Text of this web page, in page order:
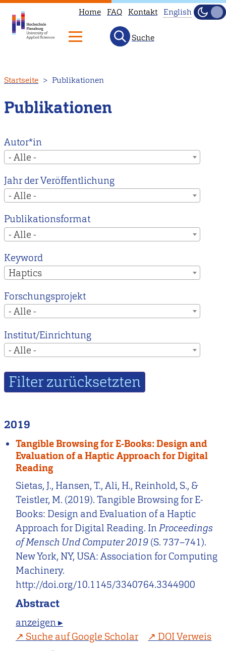
zum
Inhalt
Home FAQ Kontakt
to
our
main
instead.
English
Hell
Suche
Startseite Publikationen
Publikationen
Autor*in
- Alle -
Jahr der Veröffentlichung
- Alle -
Publikationsformat
- Alle -
Keyword
Haptics
Forschungsprojekt
- Alle -
Institut/Einrichtung
- Alle -
2019
Tangible Browsing for E-Books: Design and
Evaluation of a Haptic Approach for Digital
Reading
Sietas, J., Hansen, T., Ali, H., Reinhold, S., &
Teistler, M. (2019). Tangible Browsing for E-
Books: Design and Evaluation of a Haptic
Approach for Digital Reading. InProceedings
of Mensch Und Computer 2019 (S. 737–741).
New York, NY, USA: Association for Computing
Machinery.
http://doi.org/10.1145/3340764.3344900
Abstract
anzeigen ▸
Suche auf Google Scholar
DOI Verweis